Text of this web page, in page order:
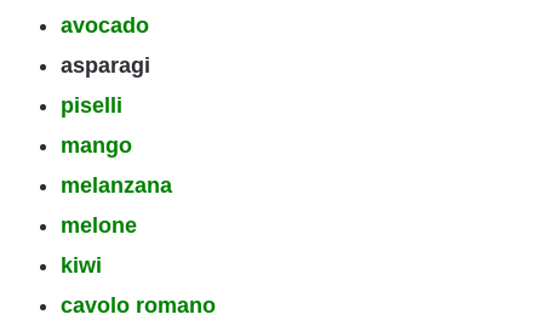
avocado
asparagi
piselli
mango
melanzana
melone
kiwi
cavolo romano